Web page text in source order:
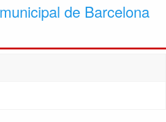
de Barcelona